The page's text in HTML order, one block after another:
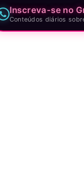
Inscreva-se no
Conteúdos diários